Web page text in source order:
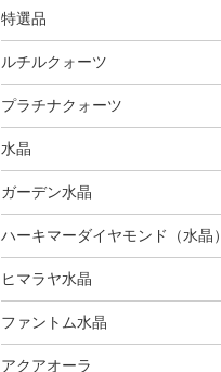
特選品
ルチルクォーツ
プラチナクォーツ
水晶
ガーデン水晶
ハーキマーダイヤモンド（水晶）
ヒマラヤ水晶
ファントム水晶
アクアオーラ